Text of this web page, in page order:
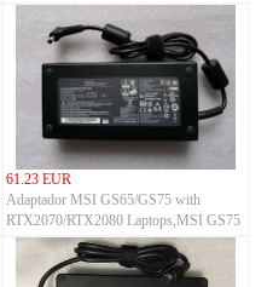
61.23 EUR
Adaptador MSI GS65/GS75 with
RTX2070/RTX2080 Laptops,MSI GS75
Stealth 8SG GS75